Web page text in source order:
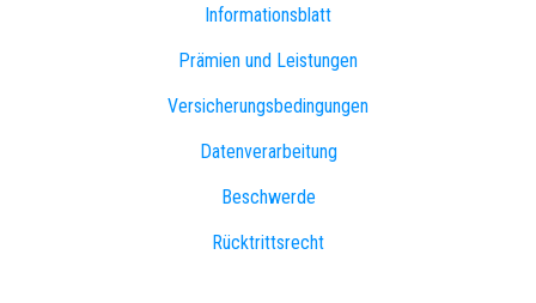
Informationsblatt
Prämien und Leistungen
Versicherungsbedingungen
Datenverarbeitung
Beschwerde
Rücktrittsrecht